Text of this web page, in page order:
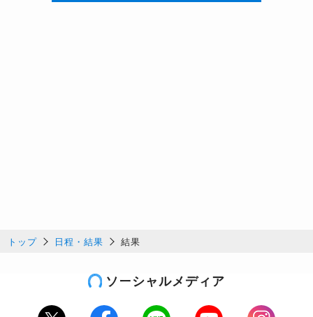
トップ 日程・結果 結果
ソーシャルメディア